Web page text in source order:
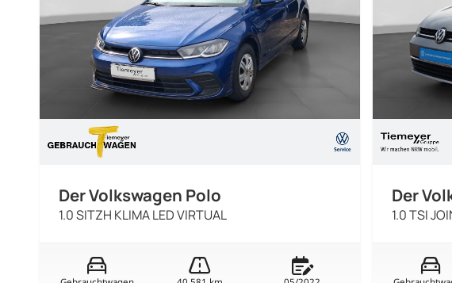
Der Volkswagen Polo
1.0 SITZH KLIMA LED VIRTUAL
Der
1.0 TSI